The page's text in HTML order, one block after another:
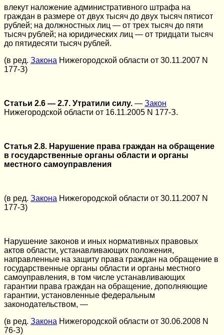
влекут наложение административного штрафа на
граждан в размере от двух тысяч до двух тысяч пятисот
рублей; на должностных лиц — от трех тысяч до пяти
тысяч рублей; на юридических лиц — от тридцати тысяч
до пятидесяти тысяч рублей.
(в ред. Закона Нижегородской области от 30.11.2007 N
177-З)
Статьи 2.6 — 2.7. Утратили силу. — Закон
Нижегородской области от 16.11.2005 N 177-З.
Статья 2.8. Нарушение права граждан на обращение
в государственные органы области и органы
местного самоуправления
(в ред. Закона Нижегородской области от 30.11.2007 N
177-З)
Нарушение законов и иных нормативных правовых
актов области, устанавливающих положения,
направленные на защиту права граждан на обращение в
государственные органы области и органы местного
самоуправления, в том числе устанавливающих
гарантии права граждан на обращение, дополняющие
гарантии, установленные федеральным
законодательством, —
(в ред. Закона Нижегородской области от 30.06.2008 N
76-З)